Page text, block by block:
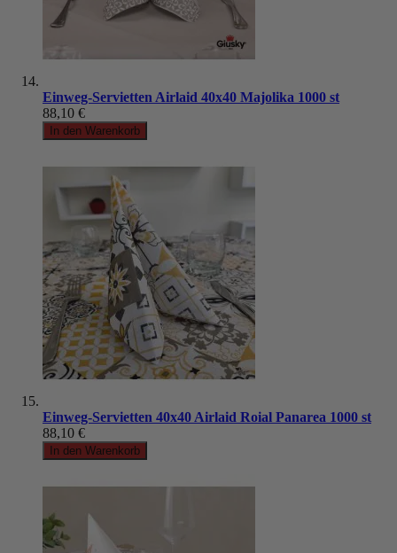
Einweg-Servietten Airlaid 40x40 Majolika 1000 st
88,10 €
In den Warenkorb
Einweg-Servietten 40x40 Airlaid Roial Panarea 1000 st
88,10 €
In den Warenkorb